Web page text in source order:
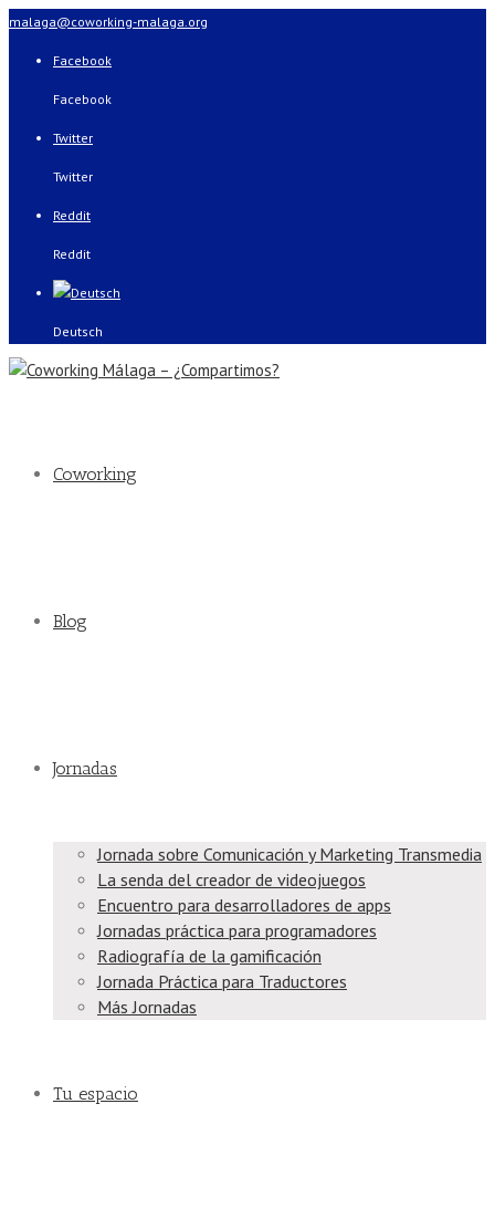
malaga@coworking-malaga.org
Facebook
Facebook
Twitter
Twitter
Reddit
Reddit
Deutsch
Coworking
Blog
Jornadas
Jornada sobre Comunicación y Marketing Transmedia
La senda del creador de videojuegos
Encuentro para desarrolladores de apps
Jornadas práctica para programadores
Radiografía de la gamificación
Jornada Práctica para Traductores
Más Jornadas
Tu espacio